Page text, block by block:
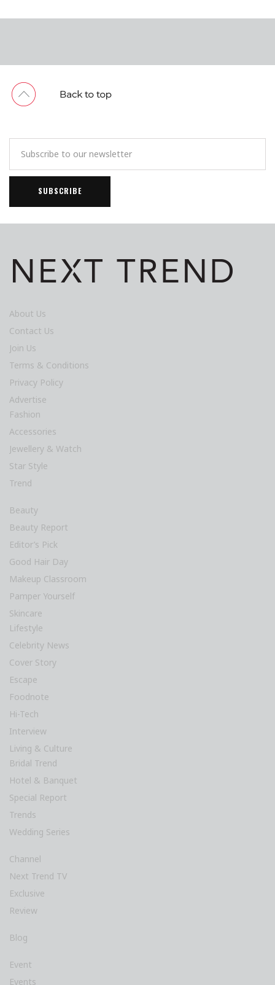
About Us
Contact Us
Join Us
Terms & Conditions
Privacy Policy
Advertise
Fashion
Accessories
Jewellery & Watch
Star Style
Trend
Beauty
Beauty Report
Editor’s Pick
Good Hair Day
Makeup Classroom
Pamper Yourself
Skincare
Lifestyle
Celebrity News
Cover Story
Escape
Foodnote
Hi-Tech
Interview
Living & Culture
Bridal Trend
Hotel & Banquet
Special Report
Trends
Wedding Series
Channel
Next Trend TV
Exclusive
Review
Blog
Event
Events